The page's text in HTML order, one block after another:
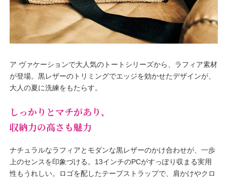
ア ヴァケーションで大人気のトートシリーズから、ラフィア素材
が登場。黒レザーのトリミングでエッジを効かせたデザインが、
大人の夏に洗練をもたらす。
しっかりとマチがあり、
収納力の高さも魅力
ナチュラルなラフィアとモダンな黒レザーのかけ合わせが、一歩
上のセンスを印象づける。13インチのPCがすっぽり収まる実用
性もうれしい。ロゴを配したテープストラップで、肩かけやクロ